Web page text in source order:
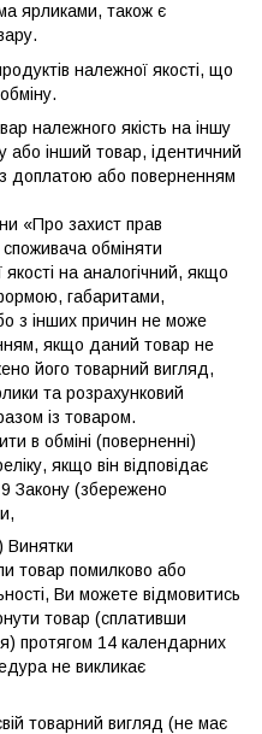
ярликами, також є
належної якості, що
належного якість на іншу
або інший товар, ідентичний
доплатою або поверненням
«Про захист прав
обміняти
на аналогічний, якщо
габаритами,
з інших причин не може
якщо даний товар не
його товарний вигляд,
та розрахунковий
із товаром.
в обміні (поверненні)
якщо він відповідає
Закону (збережено
Винятки
товар помилково або
Ви можете відмовитись
товар (сплативши
протягом 14 календарних
не викликає
товарний вигляд (не має